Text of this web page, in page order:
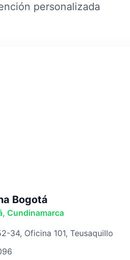
personalizada
Bogotá
Cundinamarca
34, Oficina 101, Teusaquillo